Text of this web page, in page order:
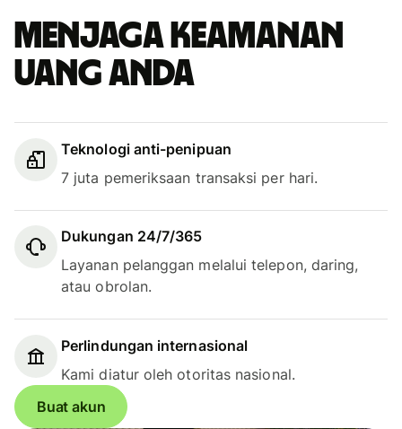
Menjaga keamanan
uang Anda
Teknologi anti-penipuan
7 juta pemeriksaan transaksi per hari.
Dukungan 24/7/365
Layanan pelanggan melalui telepon, daring,
atau obrolan.
Perlindungan internasional
Kami diatur oleh otoritas nasional.
Buat akun